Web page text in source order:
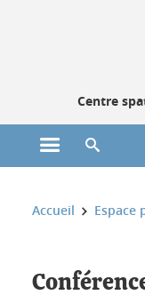
Centre
Ouvrir le menu
Vous êtes ici :
Accueil Espace